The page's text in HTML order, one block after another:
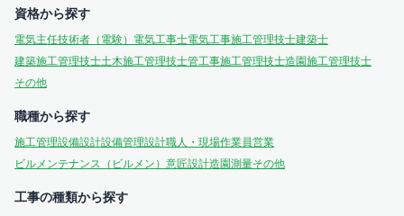
資格から探す
電気主任技術者（電験） 電気工事士電気工事施工管理技士建築士
建築施工管理技士土木施工管理技士管工事施工管理技士造園施工管理技士
その他
職種から探す
施工管理設備設計設備管理設計職人・現場作業員営業
ビルメンテナンス（ビルメン） 意匠設計造園測量その他
工事の種類から探す